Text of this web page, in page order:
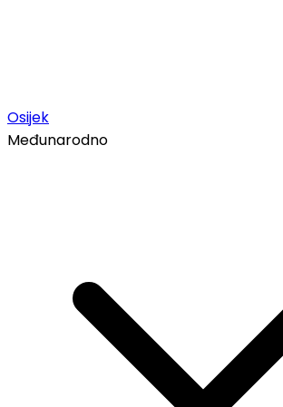
Osijek
Međunarodno